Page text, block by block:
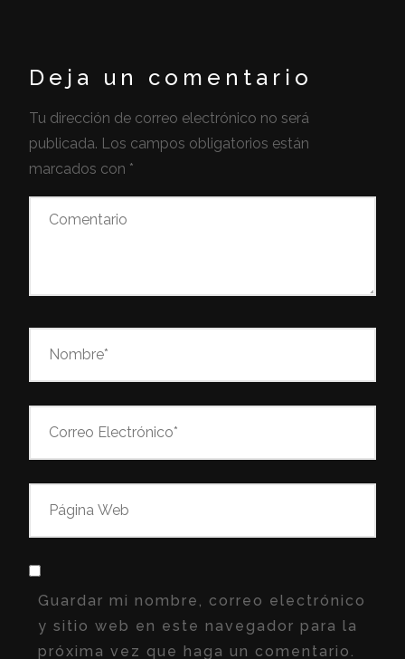
Deja un comentario
Tu dirección de correo electrónico no será
publicada. Los campos obligatorios están
marcados con *
Guardar mi nombre, correo electrónico
y sitio web en este navegador para la
próxima vez que haga un comentario.